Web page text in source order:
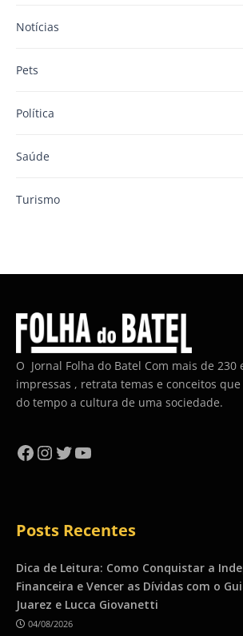
Notícias
Pets
Política
Saúde
Turismo
O Jornal Folha do Batel Com mais de 230
impressas , retrata temas e conceitos
do tempo a cultura de uma sociedade.
Facebook
Instagram
Twitter
YouTube
Posts Recentes
Dica de Leitura: Como Conquistar a
Financeira e Vencer as Dívidas com o
Juarez e Lucca Giovanetti
04/08/2026